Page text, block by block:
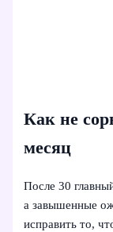
Как не
месяц
После 30
а завышенные
исправить то,